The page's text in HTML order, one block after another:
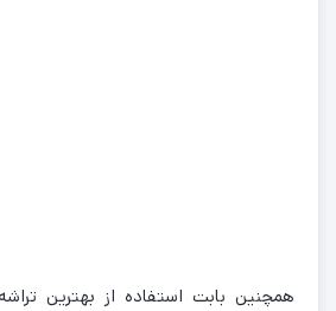
همچنین بابت استفاده از بهترین